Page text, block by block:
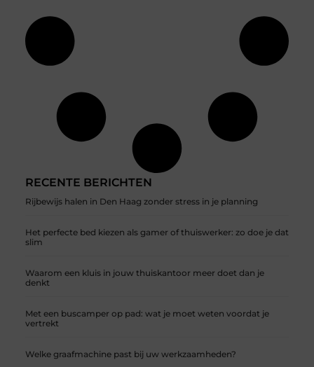
RECENTE BERICHTEN
Rijbewijs halen in Den Haag zonder stress in je planning
Het perfecte bed kiezen als gamer of thuiswerker: zo doe je dat
slim
Waarom een kluis in jouw thuiskantoor meer doet dan je
denkt
Met een buscamper op pad: wat je moet weten voordat je
vertrekt
Welke graafmachine past bij uw werkzaamheden?